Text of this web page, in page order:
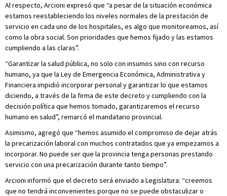
Al respecto, Arcioni expresó que “a pesar de la situación económica
estamos reestableciendo los niveles normales de la prestación de
servicio en cada uno de los hospitales, es algo que monitoreamos, así
como la obra social. Son prioridades que hemos fijado y las estamos
cumpliendo a las claras”.
“Garantizar la salud pública, no solo con insumos sino con recurso
humano, ya que la Ley de Emergencia Económica, Administrativa y
Financiera impidió incorporar personal y garantizar lo que estamos
diciendo, a través de la firma de este decreto y cumpliendo con la
decisión política que hemos tomado, garantizaremos el recurso
humano en salud”, remarcó el mandatario provincial.
Asimismo, agregó que “hemos asumido el compromiso de dejar atrás
la precarización laboral con muchos contratados que ya empezamos a
incorporar. No puede ser que la provincia tenga personas prestando
servicio con una precarización durante tanto tiempo”.
Arcioni informó que el decreto será enviado a Legislatura: “creemos
que no tendrá inconvenientes porque no se puede obstaculizar o